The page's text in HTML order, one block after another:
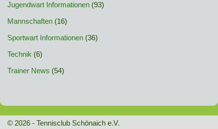
Jugendwart Informationen (93)
Mannschaften (16)
Sportwart Informationen (36)
Technik (6)
Trainer News (54)
© 2026 - Tennisclub Schönaich e.V.